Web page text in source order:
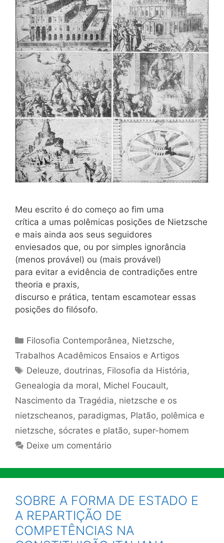
Meu escrito é do começo ao fim uma
crítica a umas polêmicas posições de Nietzsche
e mais ainda aos seus seguidores
enviesados que, ou por simples ignorância
(menos provável) ou (mais provável)
para evitar a evidência de contradições entre
theoria e praxis,
discurso e prática, tentam escamotear essas
posições do filósofo.
Categorias
Filosofia Contemporânea, Nietzsche,
Trabalhos Acadêmicos Ensaios e Artigos
Tags
Deleuze, doutrinas, Filosofia da História,
Genealogia da moral, Michel Foucault,
Nascimento da Tragédia, nietzsche e os
nietzscheanos, paradigmas, Platão, polêmica e
nietzsche, sócrates e platão, super-homem
Deixe um comentário
SOBRE A FORMA DE ESTADO E
A REPARTIÇÃO DE
COMPETÊNCIAS NA